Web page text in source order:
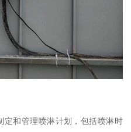
定和管理喷淋计划，包括喷淋时